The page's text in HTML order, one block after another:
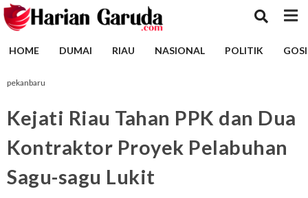
HOME DUMAI RIAU NASIONAL POLITIK
pekanbaru
Kejati Riau Tahan PPK dan Dua
Kontraktor Proyek Pelabuhan
Sagu-sagu Lukit